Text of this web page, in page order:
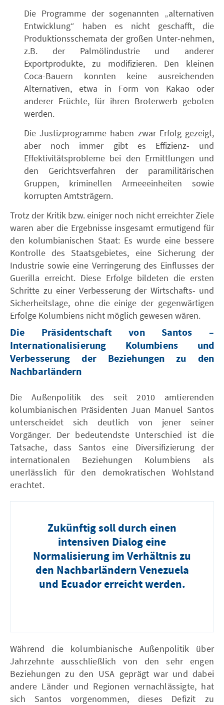
Die Programme der sogenannten „alternativen
Entwicklung“ haben es nicht geschafft, die
Produktionsschemata der großen Unter-nehmen,
z.B. der Palmölindustrie und anderer
Exportprodukte, zu modifizieren. Den kleinen
Coca-Bauern konnten keine ausreichenden
Alternativen, etwa in Form von Kakao oder
anderer Früchte, für ihren Broterwerb geboten
werden.
Die Justizprogramme haben zwar Erfolg gezeigt,
aber noch immer gibt es Effizienz- und
Effektivitätsprobleme bei den Ermittlungen und
den Gerichtsverfahren der paramilitärischen
Gruppen, kriminellen Armeeeinheiten sowie
korrupten Amtsträgern.
Trotz der Kritik bzw. einiger noch nicht erreichter Ziele
waren aber die Ergebnisse insgesamt ermutigend für
den kolumbianischen Staat: Es wurde eine bessere
Kontrolle des Staatsgebietes, eine Sicherung der
Industrie sowie eine Verringerung des Einflusses der
Guerilla erreicht. Diese Erfolge bildeten die ersten
Schritte zu einer Verbesserung der Wirtschafts- und
Sicherheitslage, ohne die einige der gegenwärtigen
Erfolge Kolumbiens nicht möglich gewesen wären.
Die Präsidentschaft von Santos –
Internationalisierung Kolumbiens und
Verbesserung der Beziehungen zu den
Nachbarländern
Die Außenpolitik des seit 2010 amtierenden
kolumbianischen Präsidenten Juan Manuel Santos
unterscheidet sich deutlich von jener seiner
Vorgänger. Der bedeutendste Unterschied ist die
Tatsache, dass Santos eine Diversifizierung der
internationalen Beziehungen Kolumbiens als
unerlässlich für den demokratischen Wohlstand
erachtet.
Zukünftig soll durch einen
intensiven Dialog eine
Normalisierung im Verhältnis zu
den Nachbarländern Venezuela
und Ecuador erreicht werden.
Während die kolumbianische Außenpolitik über
Jahrzehnte ausschließlich von den sehr engen
Beziehungen zu den USA geprägt war und dabei
andere Länder und Regionen vernachlässigte, hat
sich Santos vorgenommen, dieses Defizit zu